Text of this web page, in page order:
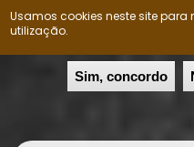
Usamos cookies neste site
utilização.
Sim, concordo
Nação